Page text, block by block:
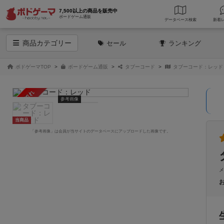
7,500以上の商品を販売中
ボードゲーム通販
データベース 検索
商品カテゴリー セール ランキング
ボドゲーマTOP ボードゲーム通販 タブーコード タブーコード：レッド
売り切れ
当商品
参考画像
「参考画像」は会員が当サイトのデータベースにアップロードした画像です。